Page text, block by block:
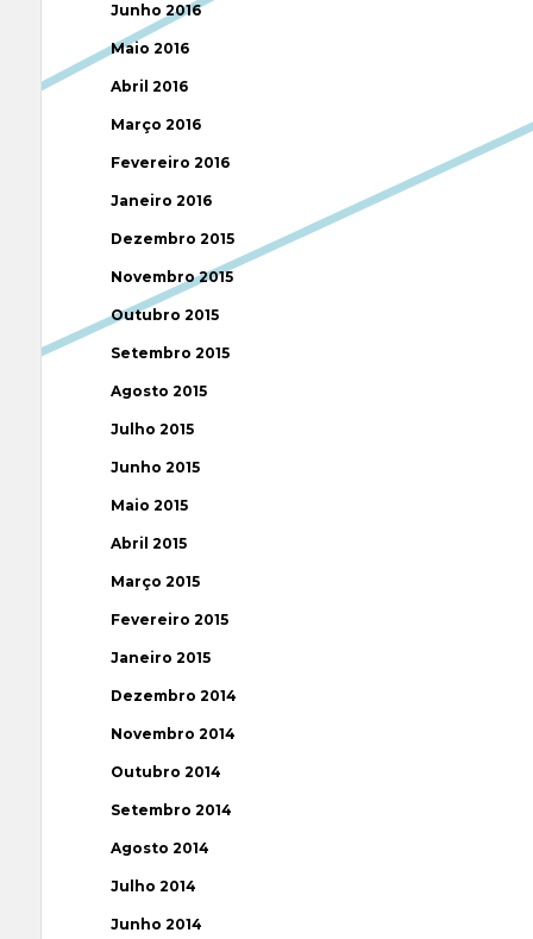
Junho 2016
Maio 2016
Abril 2016
Março 2016
Fevereiro 2016
Janeiro 2016
Dezembro 2015
Novembro 2015
Outubro 2015
Setembro 2015
Agosto 2015
Julho 2015
Junho 2015
Maio 2015
Abril 2015
Março 2015
Fevereiro 2015
Janeiro 2015
Dezembro 2014
Novembro 2014
Outubro 2014
Setembro 2014
Agosto 2014
Julho 2014
Junho 2014